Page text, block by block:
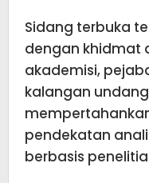
Sidang terbuka
dengan khidmat
akademisi,
kalangan
pendekatan
berbasis